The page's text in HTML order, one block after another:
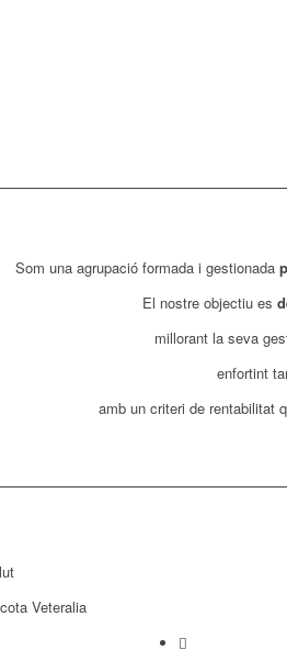
Som una agrupació formada i gestionada
El nostre objectiu es
millorant la seva
enfortint
amb un criteri de rentabilitat
Veteralia